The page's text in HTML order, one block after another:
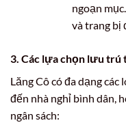
ngoạn
và trang bị
3. Các lựa chọn lưu trú
Lăng Cô có đa dạng
đến nhà nghỉ bình dân,
ngân sách: